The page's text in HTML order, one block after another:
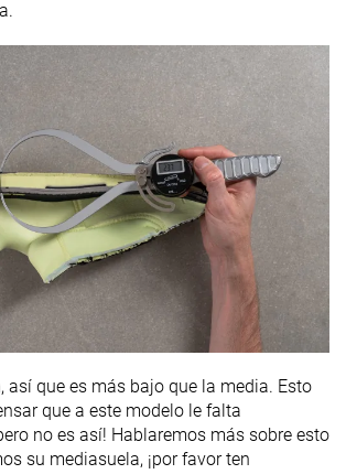
así que es más bajo que la media. Esto
que a este modelo le falta
no es así! Hablaremos más sobre esto
su mediasuela, ¡por favor ten